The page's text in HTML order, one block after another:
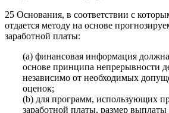
25 Основания, в соответствии с
отдается методу на основе
заработной платы:
(a) финансовая информация
основе принципа непрерывности
независимо от необходимых
оценок;
(b) для программ, использующих
заработной платы, размер выплаты